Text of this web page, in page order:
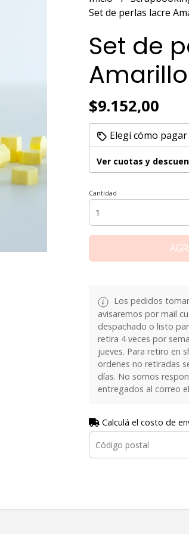
Set de perlas lacre
Set de
$9.152,00
Elegí cómo
Ver cuotas y
Cantidad
Los pedidos
avisaremos por mail
despachado o listo
retira 4 veces por
jueves. Para retiro en
ordenes no retiradas
días. No somos
entregados al correo
Calculá el costo de